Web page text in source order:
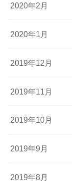
2020年2月
2020年1月
2019年12月
2019年11月
2019年10月
2019年9月
2019年8月